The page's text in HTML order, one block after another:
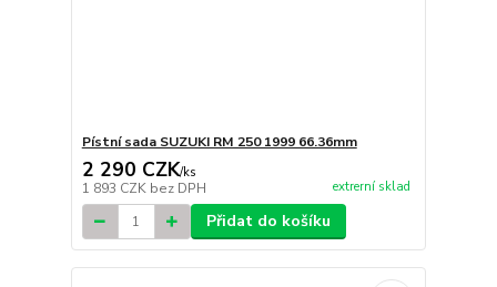
Pístní sada SUZUKI RM 250 1999 66.36mm
2 290 CZK/ks
1 893 CZK bez DPH extrerní sklad
Přidat do košíku